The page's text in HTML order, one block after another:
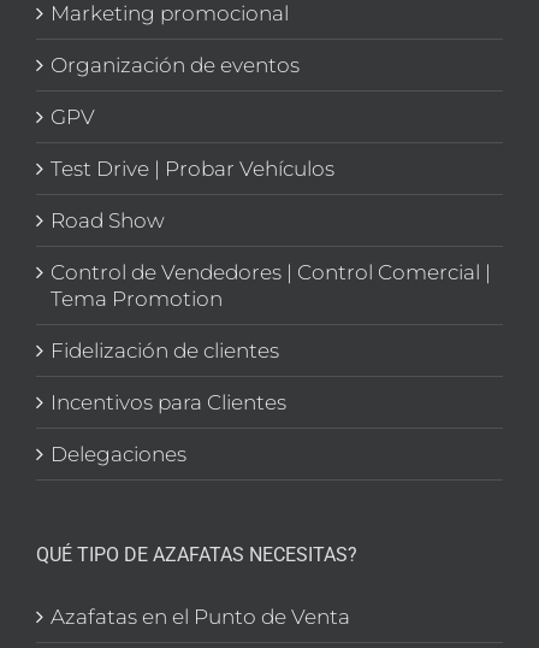
Marketing promocional
Organización de eventos
GPV
Test Drive | Probar Vehículos
Road Show
Control de Vendedores | Control Comercial |
Tema Promotion
Fidelización de clientes
Incentivos para Clientes
Delegaciones
QUÉ TIPO DE AZAFATAS NECESITAS?
Azafatas en el Punto de Venta